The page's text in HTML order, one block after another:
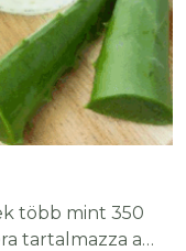
több mint 350
tartalmazza a